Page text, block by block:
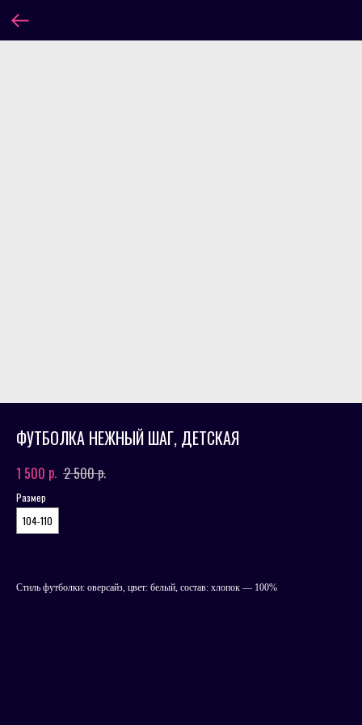
ФУТБОЛКА НЕЖНЫЙ ШАГ, ДЕТСКАЯ
1 500 р. 2 500р.
Размер
104-110
Стиль футболки: оверсайз, цвет: белый, состав: хлопок — 100%